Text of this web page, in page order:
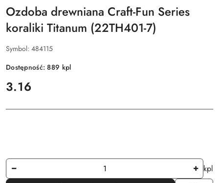
Ozdoba drewniana Craft-Fun Series
koraliki Titanum (22TH401-7)
Symbol: 484115
Dostępność:889 kpl
cena:
3.16
Ilość
kpl